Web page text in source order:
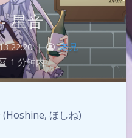
星音
22:20 |
老兄
1 分钟内
ほしね)